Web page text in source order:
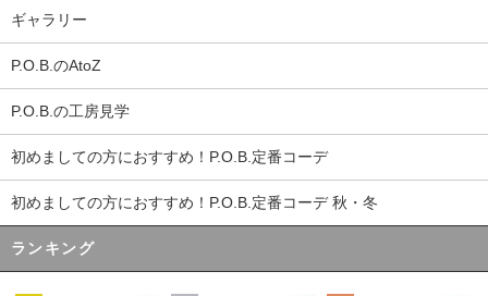
ギャラリー
P.O.B.のAtoZ
P.O.B.の工房見学
初めましての方におすすめ！P.O.B.定番コーデ
初めましての方におすすめ！P.O.B.定番コーデ 秋・冬
ランキング